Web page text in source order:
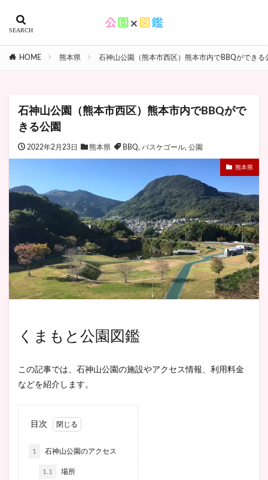
HOME 熊本県 石神山公園（熊本市西区）熊本市内でBBQができる
石神山公園（熊本市西区）熊本市内でBBQがで
きる公園
2022年2月23日 熊本県 BBQ, バスケゴール, 公園
熊本県
くまもと公園図鑑
この記事では、石神山公園の施設やアクセス情報、利用料金
などを紹介します。
目次
1 石神山公園のアクセス
1.1 場所